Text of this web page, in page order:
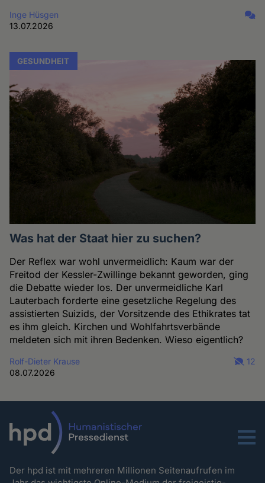
Inge Hüsgen
13.07.2026
GESUNDHEIT
Was hat der Staat hier zu suchen?
Der Reflex war wohl unvermeidlich: Kaum war der
Freitod der Kessler-Zwillinge bekannt geworden, ging
die Debatte wieder los. Der unvermeidliche Karl
Lauterbach forderte eine gesetzliche Regelung des
assistierten Suizids, der Vorsitzende des Ethikrates tat
es ihm gleich. Kirchen und Wohlfahrtsverbände
meldeten sich mit ihren Bedenken. Wieso eigentlich?
Rolf-Dieter Krause
08.07.2026
12
Menu
Der hpd ist mit mehreren Millionen Seitenaufrufen im